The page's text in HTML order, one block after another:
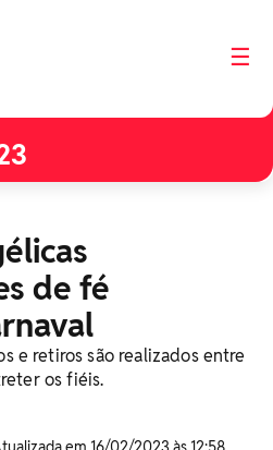
☰
de fé
e retiros são realizados entre
os fiéis.